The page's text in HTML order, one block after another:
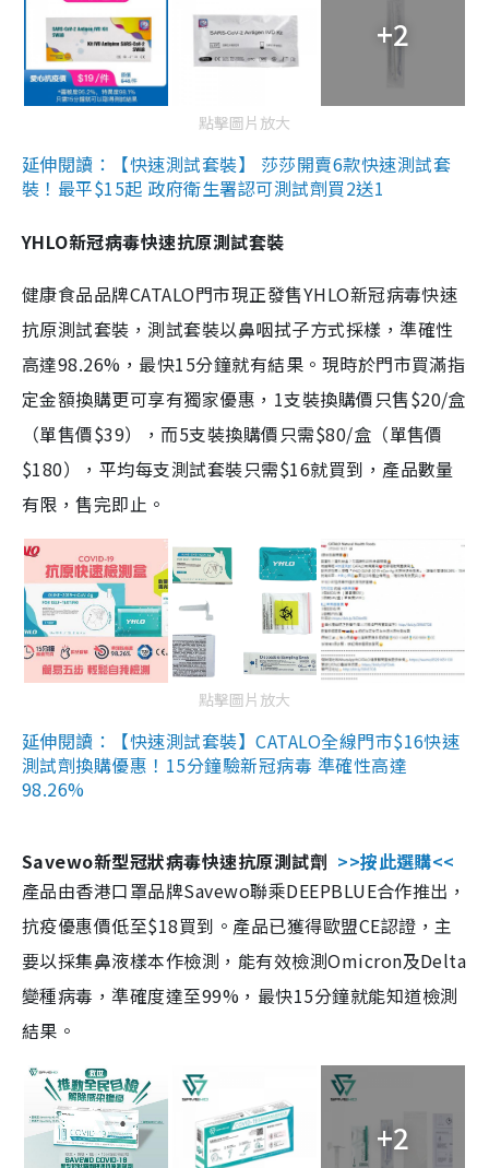
+2
點擊圖片放大
延伸閱讀：【快速測試套裝】 莎莎開賣6款快速測試套
裝！最平$15起 政府衛生署認可測試劑買2送1
YHLO新冠病毒快速抗原測試套裝
健康食品品牌CATALO門市現正發售YHLO新冠病毒快速
抗原測試套裝，測試套裝以鼻咽拭子方式採樣，準確性
高達98.26%，最快15分鐘就有結果。現時於門市買滿指
定金額換購更可享有獨家優惠，1支裝換購價只售$20/盒
（單售價$39），而5支裝換購價只需$80/盒（單售價
$180），平均每支測試套裝只需$16就買到，產品數量
有限，售完即止。
點擊圖片放大
延伸閱讀：【快速測試套裝】CATALO全線門市$16快速
測試劑換購優惠！15分鐘驗新冠病毒 準確性高達
98.26%
Savewo新型冠狀病毒快速抗原測試劑 >>按此選購<<
產品由香港口罩品牌Savewo聯乘DEEPBLUE合作推出，
抗疫優惠價低至$18買到。產品已獲得歐盟CE認證，主
要以採集鼻液樣本作檢測，能有效檢測Omicron及Delta
變種病毒，準確度達至99%，最快15分鐘就能知道檢測
結果。
+2